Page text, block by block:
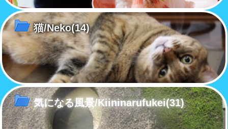
猫/Neko(14)
気になる風景/Kiininarufukei(31)